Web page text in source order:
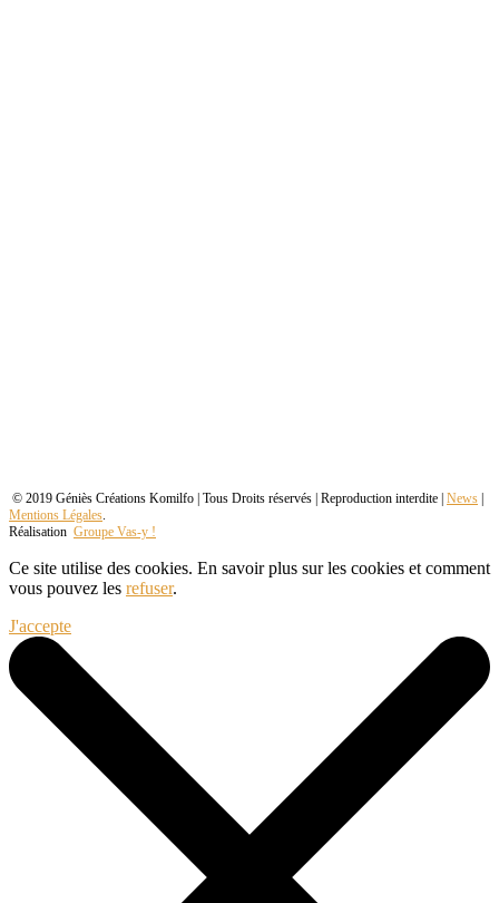
© 2019 Géniès Créations Komilfo | Tous Droits réservés | Reproduction interdite | News |
Mentions Légales
Réalisation Groupe Vas-y !
Ce site utilise des cookies. En savoir plus sur les cookies et comment
vous pouvez les refuser.
J'accepte